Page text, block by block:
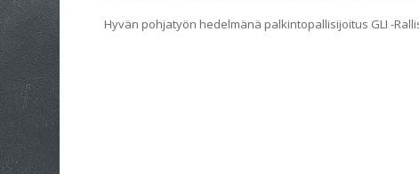
Hyvän pohjatyön hedelmänä palkintopallisijoitus GLI -